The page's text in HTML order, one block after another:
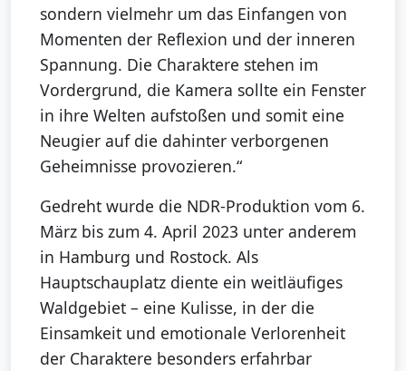
sondern vielmehr um das Einfangen von
Momenten der Reflexion und der inneren
Spannung. Die Charaktere stehen im
Vordergrund, die Kamera sollte ein Fenster
in ihre Welten aufstoßen und somit eine
Neugier auf die dahinter verborgenen
Geheimnisse provozieren.“
Gedreht wurde die NDR-Produktion vom 6.
März bis zum 4. April 2023 unter anderem
in Hamburg und Rostock. Als
Hauptschauplatz diente ein weitläufiges
Waldgebiet – eine Kulisse, in der die
Einsamkeit und emotionale Verlorenheit
der Charaktere besonders erfahrbar